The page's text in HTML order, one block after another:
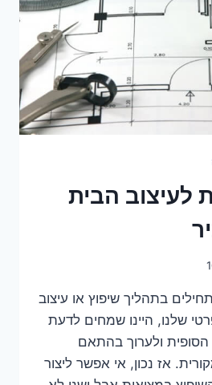
לעיצוב הבית
בתהליך שיפוץ או עיצוב
שלנו, היינו שמחים לדעת
ולערוך בהתאם
אז נכון, אי אפשר ליצור